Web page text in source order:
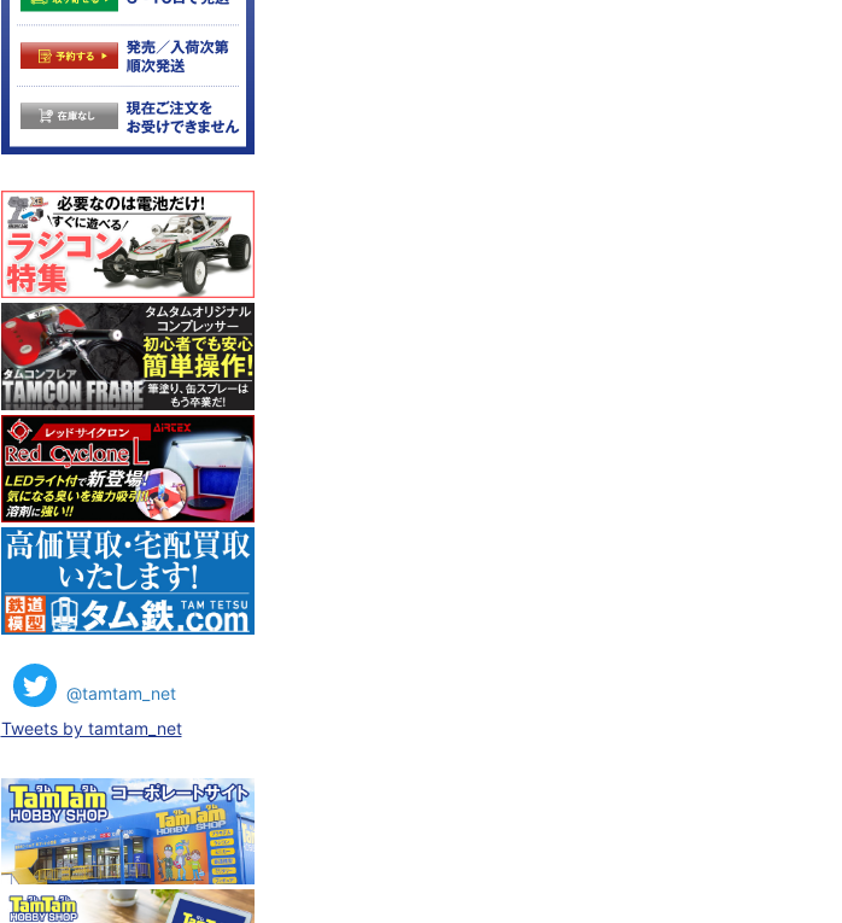
@tamtam_net
Tweets by tamtam_net